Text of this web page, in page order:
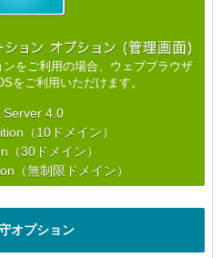
をご利用の場合、ウェブブラウザ
をご利用いただけます。
Server 4.0
（10ドメイン）
（30ドメイン）
（無制限ドメイン）
オプション